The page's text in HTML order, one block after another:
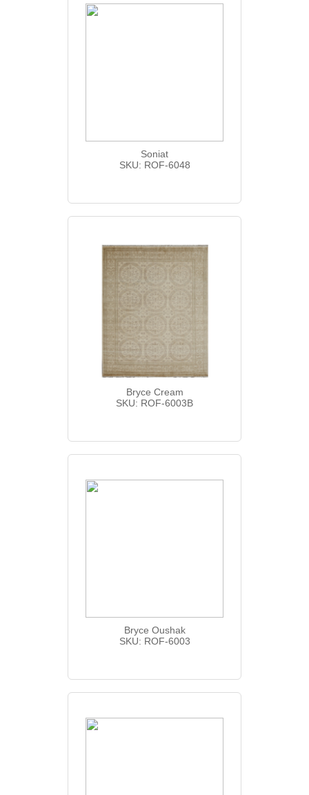
Soniat
SKU: ROF-6048
Bryce Cream
SKU: ROF-6003B
Bryce Oushak
SKU: ROF-6003